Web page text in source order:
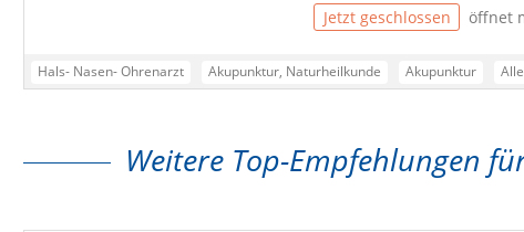
Jetzt geschlossen
öffnet
Hals- Nasen- Ohrenarzt Akupunktur, Naturheilkunde Akupunktur
TCMWeitere Top-Empfehlungen